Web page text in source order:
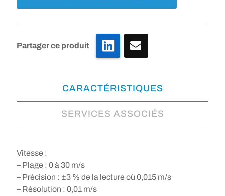
Partager ce produit LinkedIn
CARACTÉRISTIQUES
SERVICES ASSOCIÉS
Vitesse :
– Plage : 0 à 30 m/s
– Précision : ±3 % de la lecture où 0,015 m/s
– Résolution : 0,01 m/s